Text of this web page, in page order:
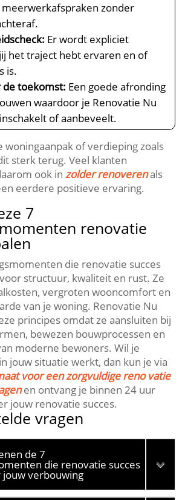
zonder
Er wordt expliciet
het traject hebt ervaren en of
is.​
de toekomst: Een goede afronding
waardoor je Renovatie Nu
of aanbeveelt.​
woningaanpak of verdieping zoals
sterk terug.​ Veel klanten
ook inzolder renoverenals
eerdere positieve ervaring.​
7
renovatie
die renovatie succes
structuur, kwaliteit en rust.​ Ze
vergroten wooncomfort en
van je woning.​ Renovatie Nu
principes omdat ze aansluiten bij
bewezen bouwprocessen en
moderne bewoners.​ Wil je
jouw situatie werkt, dan kun je via
voor een zorgvuldige reno vatie
en ontvang je binnen 24 uur
jouw renovatie succes.​
vragen
de 7
die renovatie succes
verbouwing